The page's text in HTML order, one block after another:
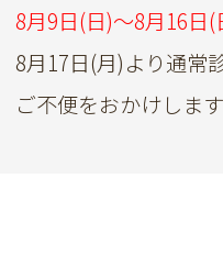
8月9日(日)～8月16日(
8月17日(月)より通常
ご不便をおかけしま